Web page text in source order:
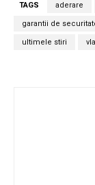
TAGS aderare
garantii de
ultimele stiri